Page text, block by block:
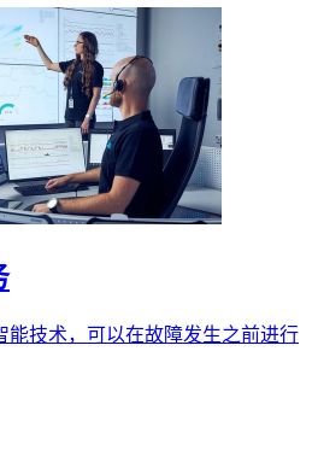
能技术，可以在故障发生之前进行